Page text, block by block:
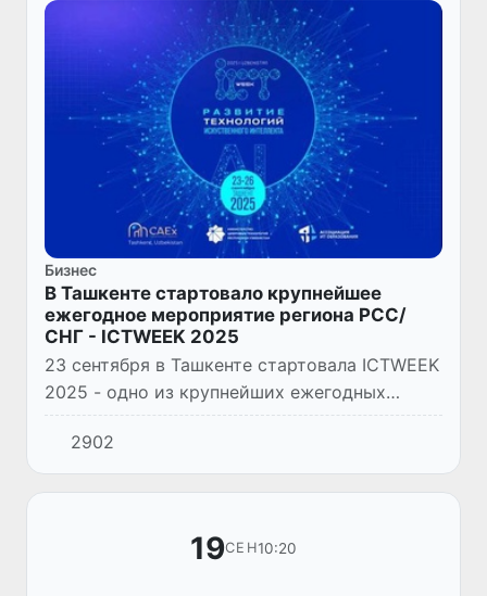
Бизнес
В Ташкенте стартовало крупнейшее
ежегодное мероприятие региона РСС/
СНГ - ICTWEEK 2025
23 сентября в Ташкенте стартовала ICTWEEK
2025 - одно из крупнейших ежегодных
событий региона РСС/СНГ в сфере
информационно-коммуникационных
технологий.
2902
19СЕН10:20